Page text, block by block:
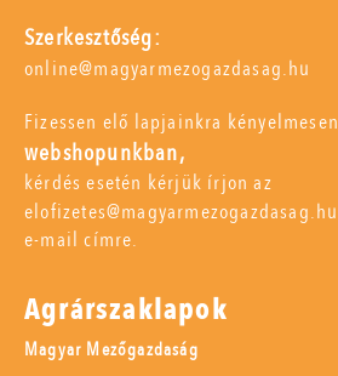
Szerkesztőség:
online@magyarmezogazdasag.hu
Fizessen elő lapjainkra kényelmesen
webshopunkban,
kérdés esetén kérjük írjon az
elofizetes@magyarmezogazdasag.hu
e-mail címre.
Agrárszaklapok
Magyar Mezőgazdaság